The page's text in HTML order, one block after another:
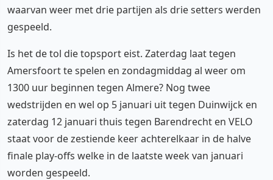
waarvan weer met drie partijen als drie setters werden
gespeeld.
Is het de tol die topsport eist. Zaterdag laat tegen
Amersfoort te spelen en zondagmiddag al weer om
1300 uur beginnen tegen Almere? Nog twee
wedstrijden en wel op 5 januari uit tegen Duinwijck en
zaterdag 12 januari thuis tegen Barendrecht en VELO
staat voor de zestiende keer achterelkaar in de halve
finale play-offs welke in de laatste week van januari
worden gespeeld.